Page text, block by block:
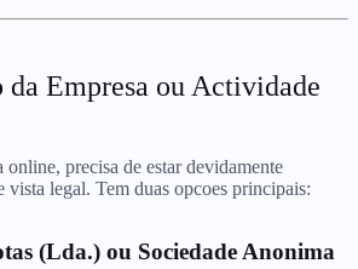
da Empresa ou Actividade
precisa de estar devidamente
legal. Tem duas opcoes principais:
(Lda.) ou Sociedade Anonima